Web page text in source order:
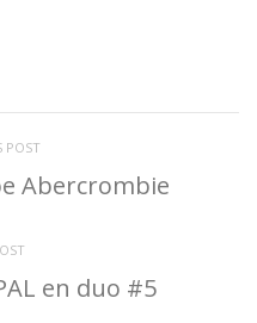
POST
Abercrombie
en duo #5